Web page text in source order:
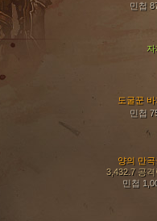
민첩
도굴꾼
민첩
양의 만곡
3,432.7 공격
민첩